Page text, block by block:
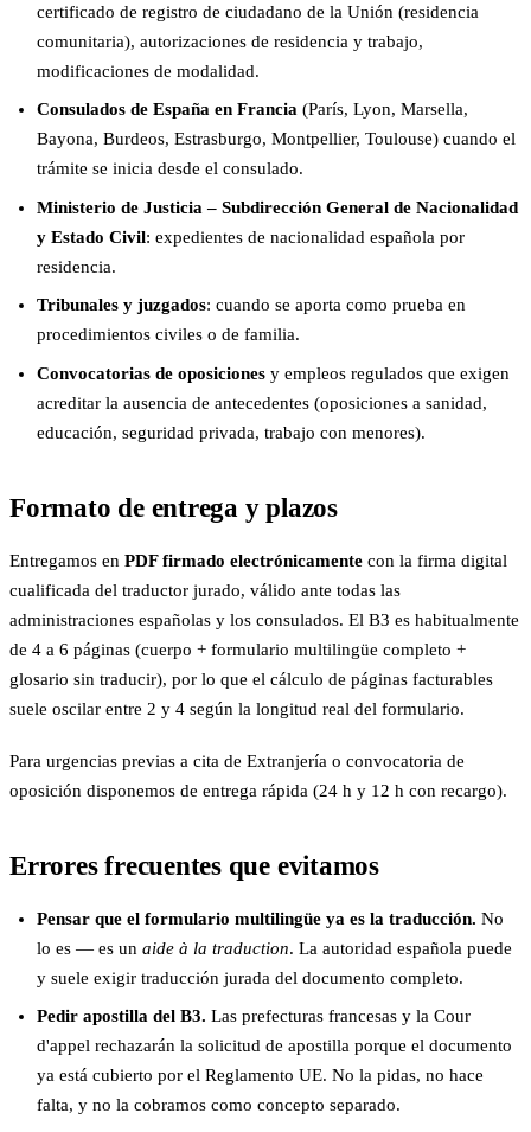
certificado de registro de ciudadano de la Unión (residencia
comunitaria), autorizaciones de residencia y trabajo,
modificaciones de modalidad.
Consulados de España en Francia (París, Lyon, Marsella,
Bayona, Burdeos, Estrasburgo, Montpellier, Toulouse) cuando el
trámite se inicia desde el consulado.
Ministerio de Justicia – Subdirección General de Nacionalidad
y Estado Civil: expedientes de nacionalidad española por
residencia.
Tribunales y juzgados: cuando se aporta como prueba en
procedimientos civiles o de familia.
Convocatorias de oposicionesy empleos regulados que exigen
acreditar la ausencia de antecedentes (oposiciones a sanidad,
educación, seguridad privada, trabajo con menores).
Formato de entrega y plazos
Entregamos en PDF firmado electrónicamente con la firma digital
cualificada del traductor jurado, válido ante todas las
administraciones españolas y los consulados. El B3 es habitualmente
de 4 a 6 páginas (cuerpo + formulario multilingüe completo +
glosario sin traducir), por lo que el cálculo de páginas facturables
suele oscilar entre 2 y 4 según la longitud real del formulario.
Para urgencias previas a cita de Extranjería o convocatoria de
oposición disponemos de entrega rápida (24 h y 12 h con recargo).
Errores frecuentes que evitamos
Pensar que el formulario multilingüe ya es la traducción. No
lo es — es un aide à la traduction. La autoridad española puede
y suele exigir traducción jurada del documento completo.
Pedir apostilla del B3. Las prefecturas francesas y la Cour
d'appel rechazarán la solicitud de apostilla porque el documento
ya está cubierto por el Reglamento UE. No la pidas, no hace
falta, y no la cobramos como concepto separado.